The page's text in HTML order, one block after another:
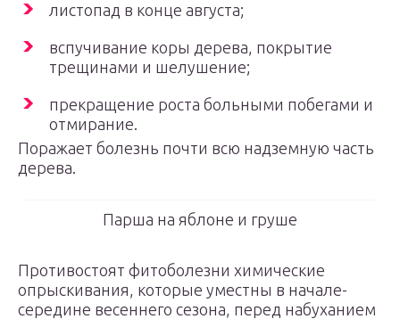
листопад в конце августа;
вспучивание коры дерева, покрытие
трещинами и шелушение;
прекращение роста больными побегами и
отмирание.
Поражает болезнь почти всю надземную часть
дерева.
Парша на яблоне и груше
Противостоят фитоболезни химические
опрыскивания, которые уместны в начале-
середине весеннего сезона, перед набуханием